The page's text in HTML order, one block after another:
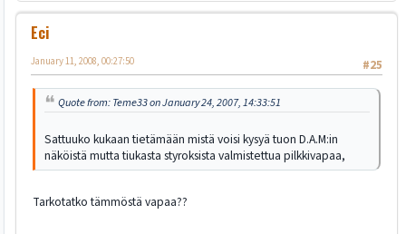
Eci
#25
January 11, 2008, 00:27:50
Quote from: Teme33 on January 24, 2007, 14:33:51
Sattuuko kukaan tietämään mistä voisi kysyä tuon D.A.M:in
näköistä mutta tiukasta styroksista valmistettua pilkkivapaa,
Tarkotatko tämmöstä vapaa??